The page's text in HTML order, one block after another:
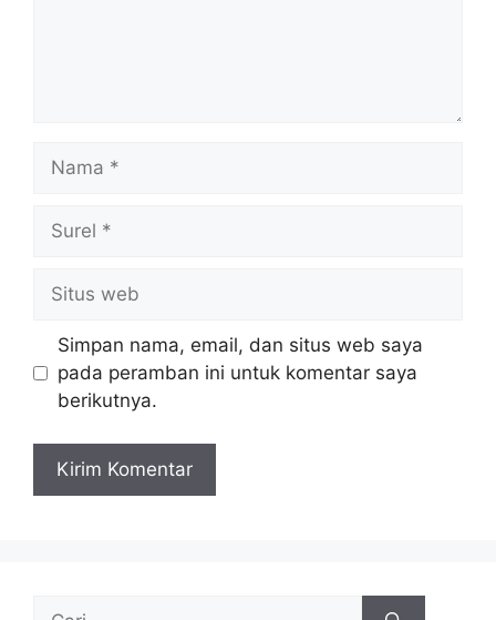
Nama
Surel
Situs
web
Simpan nama, email, dan situs web saya
pada peramban ini untuk komentar saya
berikutnya.